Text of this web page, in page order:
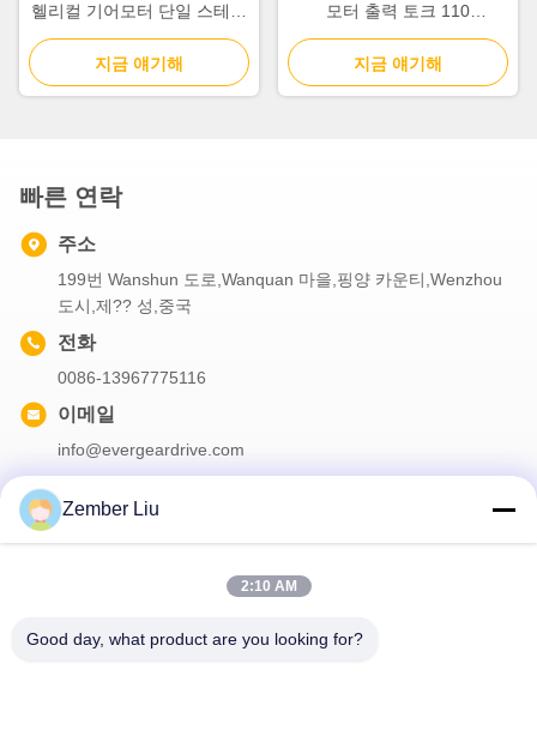
헬리컬 기어모터 단일 스테이
지 감속은 컨베이어 시스템에
이상적인 솔리드 샤프트 출력
방식을 특징으로 합니다.
지금 얘기해
모터 출력 토크 110
15300KNm 산업 자동화 시스
템에 적합
지금 얘기해
빠른 연락
주소
199번 Wanshun 도로,Wanquan 마을,핑양 카운티,Wenzhou
도시,제?? 성,중국
전화
0086-13967775116
이메일
info@evergeardrive.com
Zember Liu
2:10 AM
Good day, what product are you looking for?